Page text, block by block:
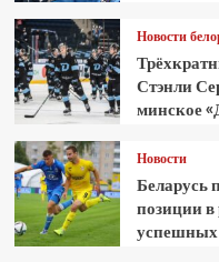
Новости
Стэнли
минское
Новости
Беларусь
позиции
успешных